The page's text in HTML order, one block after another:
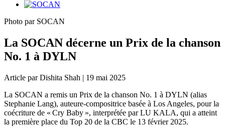
Photo par SOCAN
La SOCAN décerne un Prix de la chanson
No. 1 à DYLN
Article par Dishita Shah | 19 mai 2025
La SOCAN a remis un Prix de la chanson No. 1 à DYLN (alias
Stephanie Lang), auteure-compositrice basée à Los Angeles, pour la
coécriture de « Cry Baby », interprétée par LU KALA, qui a atteint
la première place du Top 20 de la CBC le 13 février 2025.